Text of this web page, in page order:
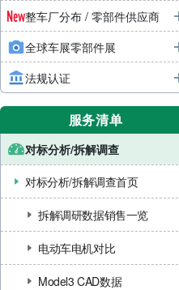
整车厂分布 / 零部件供应商
全球车展零部件展
法规认证
服务清单
对标分析/拆解调查
对标分析/拆解调查首页
拆解调研数据销售一览
电动车电机对比
Model3 CAD数据